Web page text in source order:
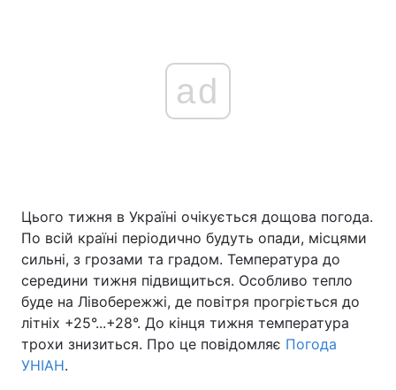
ad
Цього тижня в Україні очікується дощова погода.
По всій країні періодично будуть опади, місцями
сильні, з грозами та градом. Температура до
середини тижня підвищиться. Особливо тепло
буде на Лівобережжі, де повітря прогріється до
літніх +25°...+28°. До кінця тижня температура
трохи знизиться. Про це повідомляє Погода
УНІАН.